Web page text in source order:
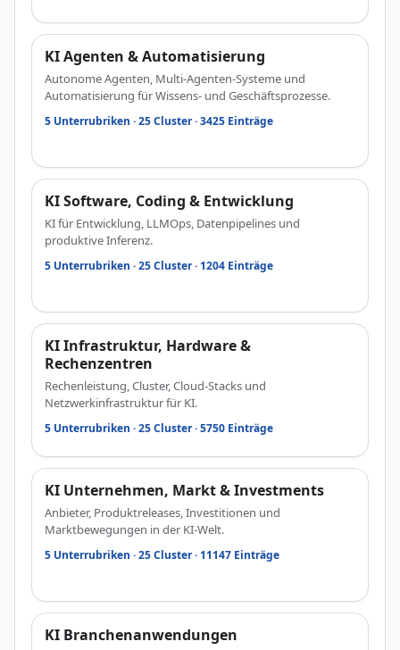
KI Agenten & Automatisierung
Autonome Agenten, Multi-Agenten-Systeme und
Automatisierung für Wissens- und Geschäftsprozesse.
5 Unterrubriken · 25 Cluster · 3425 Einträge
KI Software, Coding & Entwicklung
KI für Entwicklung, LLMOps, Datenpipelines und
produktive Inferenz.
5 Unterrubriken · 25 Cluster · 1204 Einträge
KI Infrastruktur, Hardware &
Rechenzentren
Rechenleistung, Cluster, Cloud-Stacks und
Netzwerkinfrastruktur für KI.
5 Unterrubriken · 25 Cluster · 5750 Einträge
KI Unternehmen, Markt & Investments
Anbieter, Produktreleases, Investitionen und
Marktbewegungen in der KI-Welt.
5 Unterrubriken · 25 Cluster · 11147 Einträge
KI Branchenanwendungen